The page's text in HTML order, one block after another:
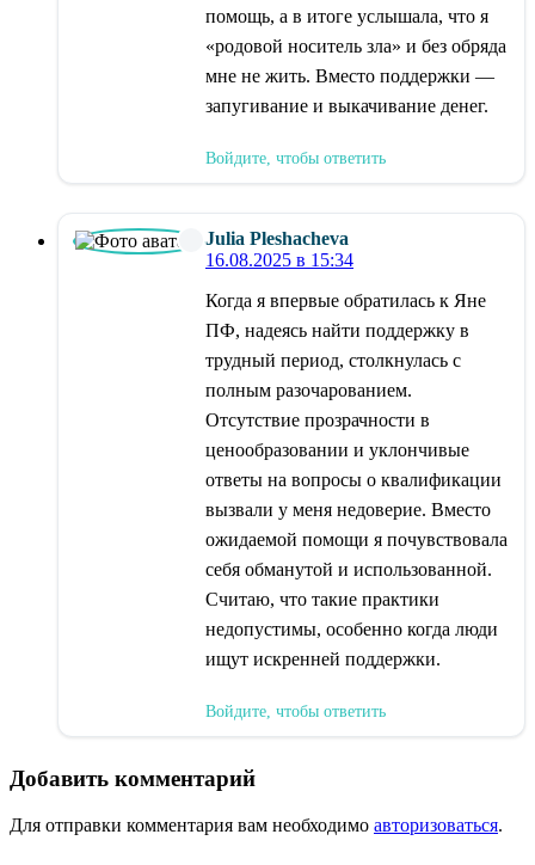
помощь, а в итоге услышала, что я
«родовой носитель зла» и без обряда
мне не жить. Вместо поддержки —
запугивание и выкачивание денег.
Войдите, чтобы ответить
Julia Pleshacheva
16.08.2025 в 15:34
Когда я впервые обратилась к Яне
ПФ, надеясь найти поддержку в
трудный период, столкнулась с
полным разочарованием.
Отсутствие прозрачности в
ценообразовании и уклончивые
ответы на вопросы о квалификации
вызвали у меня недоверие. Вместо
ожидаемой помощи я почувствовала
себя обманутой и использованной.
Считаю, что такие практики
недопустимы, особенно когда люди
ищут искренней поддержки.
Войдите, чтобы ответить
Добавить комментарий
Для отправки комментария вам необходимо авторизоваться.